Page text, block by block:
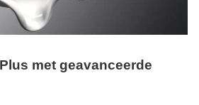
met geavanceerde